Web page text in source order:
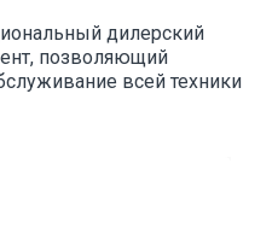
дилерский
позволяющий
всей техники